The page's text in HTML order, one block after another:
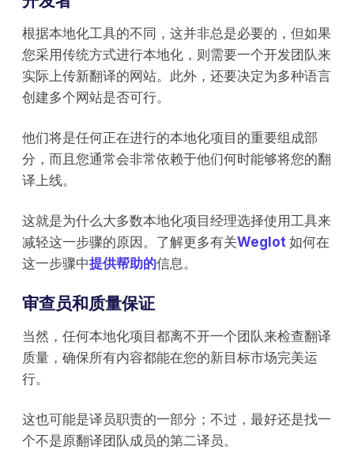
根据本地化工具的不同，这并非总是必要的，但如果
您采用传统方式进行本地化，则需要一个开发团队来
实际上传新翻译的网站。此外，还要决定为多种语言
创建多个网站是否可行。
他们将是任何正在进行的本地化项目的重要组成部
分，而且您通常会非常依赖于他们何时能够将您的翻
译上线。
这就是为什么大多数本地化项目经理选择使用工具来
减轻这一步骤的原因。了解更多有关Weglot 如何在
这一步骤中提供帮助的信息。
审查员和质量保证
当然，任何本地化项目都离不开一个团队来检查翻译
质量，确保所有内容都能在您的新目标市场完美运
行。
这也可能是译员职责的一部分；不过，最好还是找一
个不是原翻译团队成员的第二译员。